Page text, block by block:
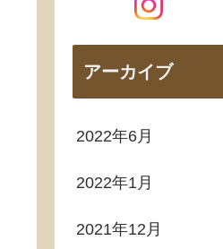
アーカイブ
2022年6月
2022年1月
2021年12月